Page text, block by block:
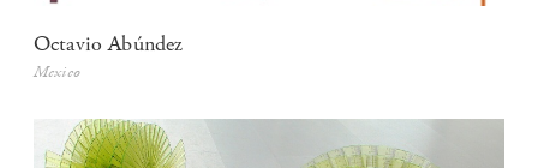
Octavio Abúndez
Mexico